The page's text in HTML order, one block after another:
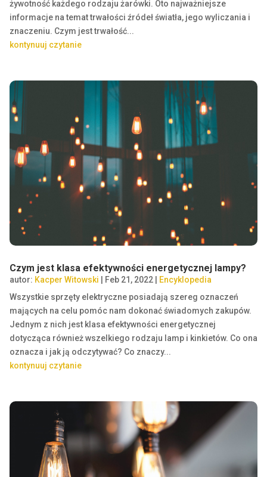
żywotność każdego rodzaju żarówki. Oto najważniejsze
informacje na temat trwałości źródeł światła, jego wyliczania i
znaczeniu. Czym jest trwałość...
kontynuuj czytanie
Czym jest klasa efektywności energetycznej lampy?
autor: Kacper Witowski Feb 21, 2022|
Encyklopedia
Wszystkie sprzęty elektryczne posiadają szereg oznaczeń
mających na celu pomóc nam dokonać świadomych zakupów.
Jednym z nich jest klasa efektywności energetycznej
dotycząca również wszelkiego rodzaju lamp i kinkietów. Co ona
oznacza i jak ją odczytywać? Co znaczy...
kontynuuj czytanie